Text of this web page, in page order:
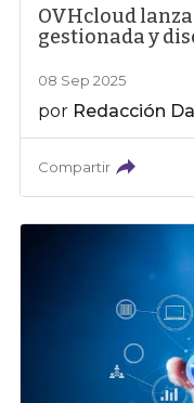
OVHcloud
gestionada y
08 Sep 2025
por Redacción
Compartir